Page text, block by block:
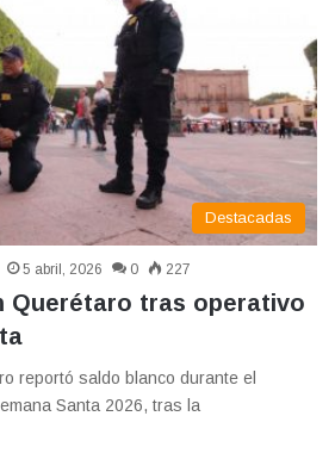
Destacadas
5 abril, 2026 0 227
Querétaro tras operativo
reportó saldo blanco durante el
Santa 2026, tras la